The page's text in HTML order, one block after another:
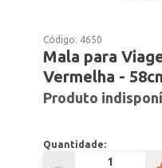
Código: 4650
Mala para
Vermelha -
Produto
Quantidade: